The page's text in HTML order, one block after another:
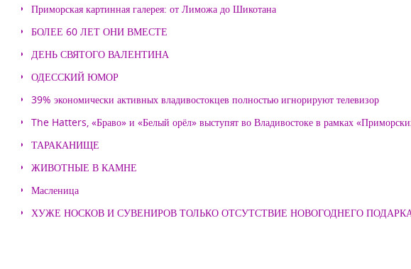
Приморская картинная галерея: от Лиможа до Шикотана
БОЛЕЕ 60 ЛЕТ ОНИ ВМЕСТЕ
ДЕНЬ СВЯТОГО ВАЛЕНТИНА
ОДЕССКИЙ ЮМОР
39% экономически активных владивостокцев полностью игнорируют телевизор
The Hatters, «Браво» и «Белый орёл» выступят во Владивостоке в рамках
ТАРАКАНИЩЕ
ЖИВОТНЫЕ В КАМНЕ
Масленица
ХУЖЕ НОСКОВ И СУВЕНИРОВ ТОЛЬКО ОТСУТСТВИЕ НОВОГОДНЕГО